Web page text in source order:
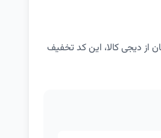
ساکن تهران می‌توانند با خرید بیش از 300 هزار تومان از دیجی کالا، این کد تخفیف